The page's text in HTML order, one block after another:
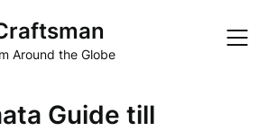
Around the Globe
Guide till